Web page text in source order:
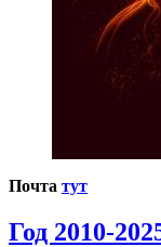
Почта тут
Год 2010-